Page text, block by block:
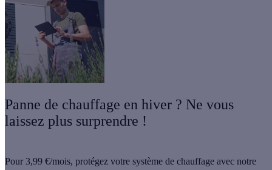
Panne de chauffage en hiver ? Ne vous
laissez plus surprendre !
Pour 3,99 €/mois, protégez votre système de chauffage avec notre